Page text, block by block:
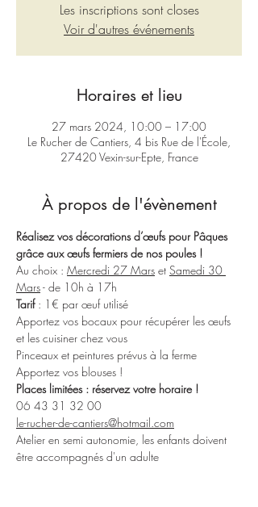
Les inscriptions sont closes
Voir d'autres événements
Horaires et lieu
27 mars 2024, 10:00 – 17:00
Le Rucher de Cantiers, 4 bis Rue de l'École,
27420 Vexin-sur-Epte, France
À propos de l'évènement
Réalisez vos décorations d’œufs pour Pâques
grâce aux œufs fermiers de nos poules !
Au choix : Mercredi 27 Mars et Samedi 30
Mars - de 10h à 17h
Tarif : 1€ par œuf utilisé
Apportez vos bocaux pour récupérer les œufs
et les cuisiner chez vous
Pinceaux et peintures prévus à la ferme
Apportez vos blouses !
Places limitées : réservez votre horaire !
06 43 31 32 00
le-rucher-de-cantiers@hotmail.com
Atelier en semi autonomie, les enfants doivent
être accompagnés d'un adulte